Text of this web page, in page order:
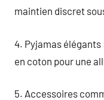
maintien discret
4. Pyjamas
en coton pour une
5. Accessoires